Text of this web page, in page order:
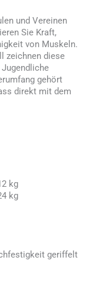
und Vereinen
Sie Kraft,
von Muskeln.
zeichnen diese
gehört
direkt mit dem
kg
kg
geriffelt